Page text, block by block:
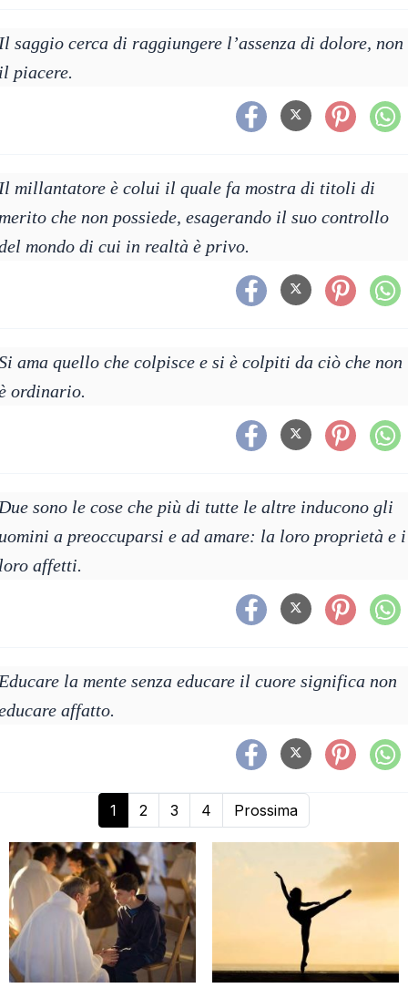
saggio cerca di raggiungere l’assenza di dolore, non
piacere.
millantatore è colui il quale fa mostra di titoli di
che non possiede, esagerando il suo controllo
mondo di cui in realtà è privo.
ama quello che colpisce e si è colpiti da ciò che non
ordinario.
sono le cose che più di tutte le altre inducono gli
a preoccuparsi e ad amare: la loro proprietà e i
affetti.
la mente senza educare il cuore significa non
affatto.
1 2 3 4 Prossima